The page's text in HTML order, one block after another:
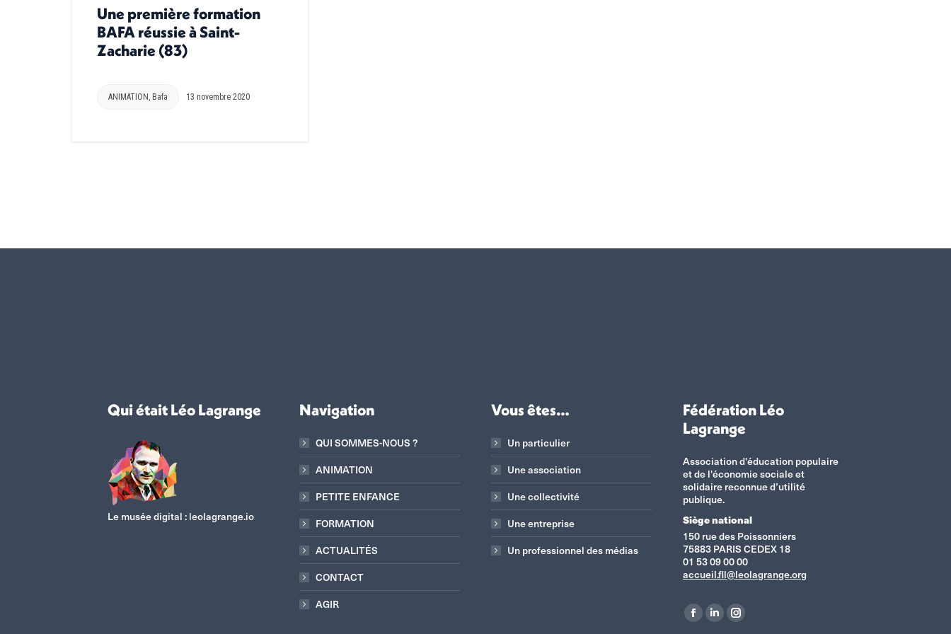
Une première formation
BAFA réussie à Saint-
Zacharie (83)
ANIMATION , Bafa 13 novembre 2020
Qui était Léo Lagrange
Le musée digital : leolagrange.io
Navigation
QUI SOMMES-NOUS ?
ANIMATION
PETITE ENFANCE
FORMATION
ACTUALITÉS
CONTACT
AGIR
Vous êtes…
Un particulier
Une association
Une collectivité
Une entreprise
Un professionnel des médias
Fédération Léo
Lagrange
Association d'éducation populaire
et de l'économie sociale et
solidaire reconnue d’utilité
publique.
Siège national
150 rue des Poissonniers
75883 PARIS CEDEX 18
01 53 09 00 00
accueil.fll@leolagrange.org
Retrouvez-nous sur :
La
La
La